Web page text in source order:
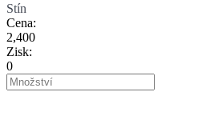
Stín
Cena:
2,400
Zisk:
0